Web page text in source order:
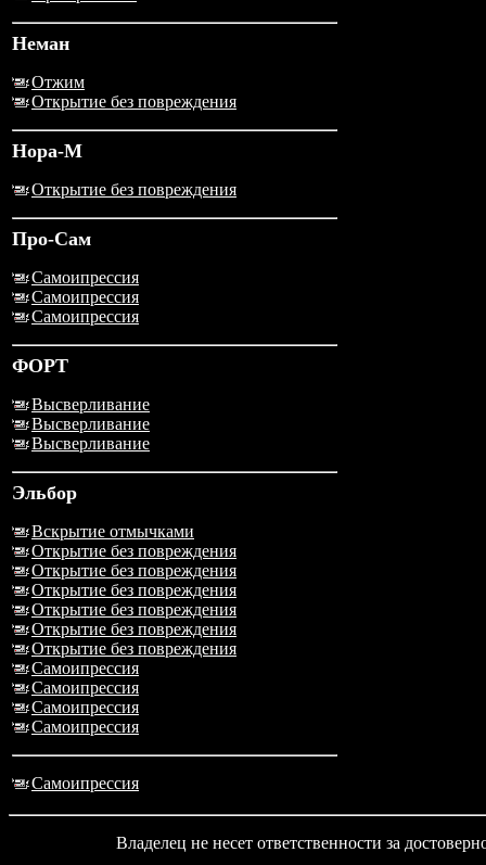
Неман
Отжим
Открытие без повреждения
Нора-М
Открытие без повреждения
Про-Сам
Самоипрессия
Самоипрессия
Самоипрессия
ФОРТ
Высверливание
Высверливание
Высверливание
Эльбор
Вскрытие отмычками
Открытие без повреждения
Открытие без повреждения
Открытие без повреждения
Открытие без повреждения
Открытие без повреждения
Открытие без повреждения
Самоипрессия
Самоипрессия
Самоипрессия
Самоипрессия
Самоипрессия
Владелец не несет ответственности за